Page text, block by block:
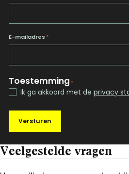
E-mailadres *
Toestemming *
Ik ga akkoord met deprivacy
Versturen
Veelgestelde vragen